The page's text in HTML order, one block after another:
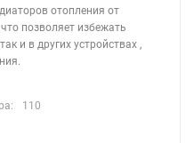
отопления от
позволяет избежать
и в других устройствах ,
110